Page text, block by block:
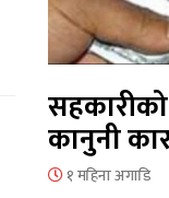
कानुनी
१ महिना अगाडि